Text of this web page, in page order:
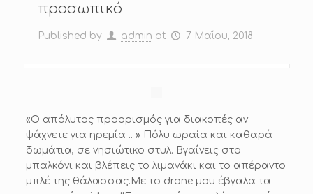
προσωπικό
Published by admin at 7 Μαΐου, 2018
«Ο απόλυτος προορισμός για διακοπές αν
ψάχνετε για ηρεμία .. » Πόλυ ωραία και καθαρά
δωμάτια, σε νησιώτικο στυλ. Βγαίνεις στο
μπαλκόνι και βλέπεις το λιμανάκι και το απέραντο
μπλέ της θάλασσας.Με το drone μου έβγαλα τα